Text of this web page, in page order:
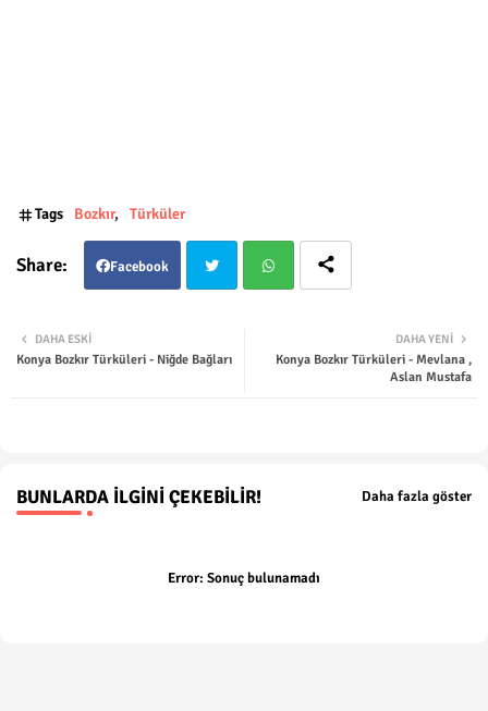
Tags Bozkır Türküler
Facebook
ter tsap
DAHA YENI
Konya Bozkır Türküleri - Mevlana ,
Aslan Mustafa
DAHA ESKI
Konya Bozkır Türküleri - Niğde Bağları
BUNLARDA İLGINI ÇEKEBILIR! Daha fazla göster
Error: Sonuç bulunamadı